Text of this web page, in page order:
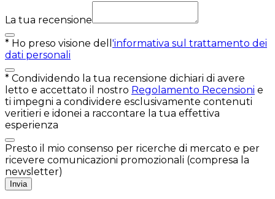
La tua recensione
* Ho preso visione dell 'informativa sul trattamento dei
dati personali
* Condividendo la tua recensione dichiari di avere
letto e accettato il nostro Regolamento Recensioni e
ti impegni a condividere esclusivamente contenuti
veritieri e idonei a raccontare la tua effettiva
esperienza
Presto il mio consenso per ricerche di mercato e per
ricevere comunicazioni promozionali (compresa la
newsletter)
Invia